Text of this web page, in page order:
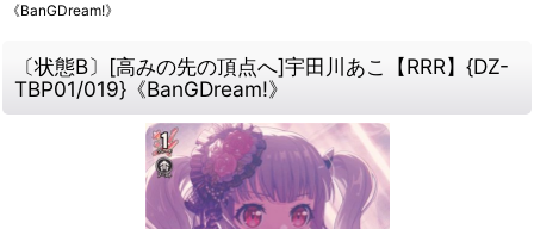
《BanGDream!》
〔状態B〕[高みの先の頂点へ]宇田川あこ【RRR】{DZ-
TBP01/019}《BanGDream!》